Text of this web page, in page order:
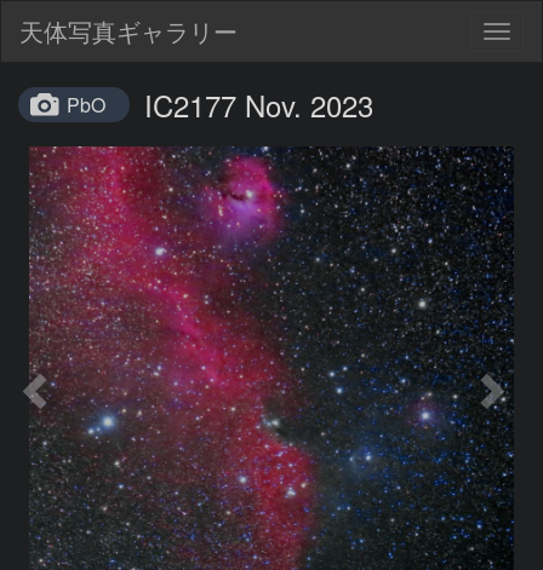
天体写真ギャラリー
PbO IC2177 Nov. 2023